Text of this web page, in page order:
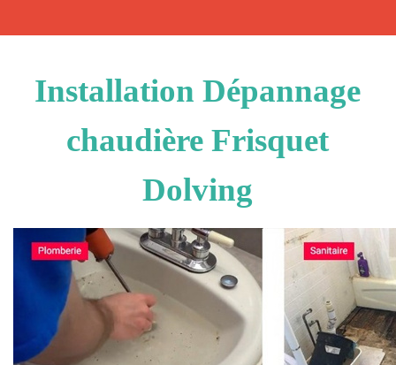
Installation Dépannage
chaudière Frisquet
Dolving